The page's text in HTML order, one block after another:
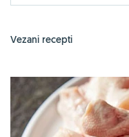
Vezani recepti